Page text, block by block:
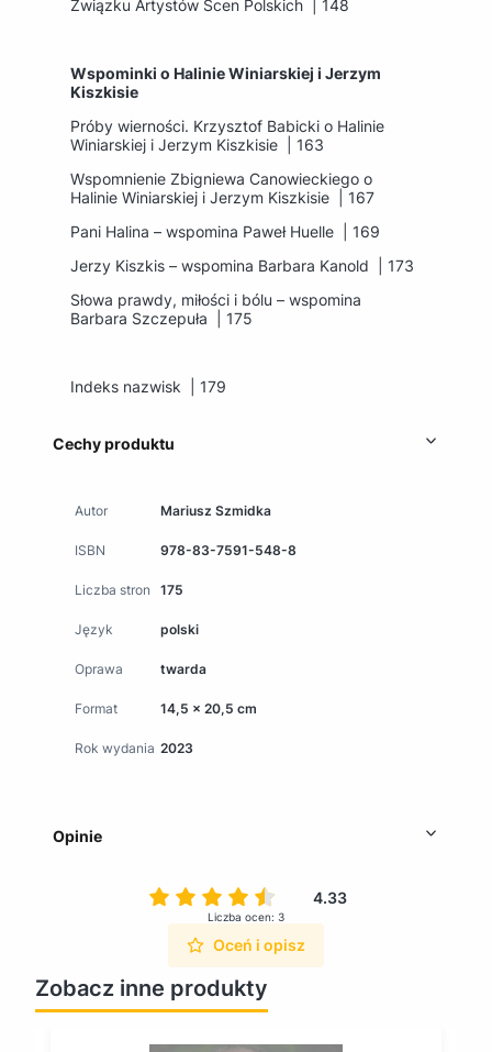
Związku Artystów Scen Polskich | 148
Wspominki o Halinie Winiarskiej i Jerzym
Kiszkisie
Próby wierności. Krzysztof Babicki o Halinie
Winiarskiej i Jerzym Kiszkisie | 163
Wspomnienie Zbigniewa Canowieckiego o
Halinie Winiarskiej i Jerzym Kiszkisie | 167
Pani Halina – wspomina Paweł Huelle | 169
Jerzy Kiszkis – wspomina Barbara Kanold | 173
Słowa prawdy, miłości i bólu – wspomina
Barbara Szczepuła | 175
Indeks nazwisk | 179
Cechy produktu
Autor Mariusz Szmidka
ISBN 978-83-7591-548-8
Liczba stron 175
Język polski
Oprawa twarda
Format 14,5 x 20,5 cm
Rok wydania 2023
Opinie
4.33
Liczba ocen: 3
Oceń i opisz
Zobacz inne produkty